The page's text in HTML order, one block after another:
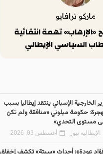
ماركو ترافايو
«الإرهاب» تهمة انتقائية
السياسي الإيطالي
الخارجية الإسباني ينتقد إيطاليا بسبب
حكومة ميلوني «منافقة ولم تكن
مستوى التحدي»
الإيطالية نيوز أغسطس 03, 2026
عودة»: أحداث «سبتة» تكشف إخفاق